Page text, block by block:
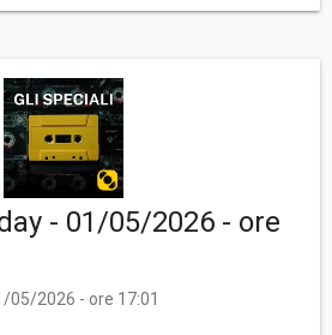
- 01/05/2026 - ore
05/2026 - ore 17:01